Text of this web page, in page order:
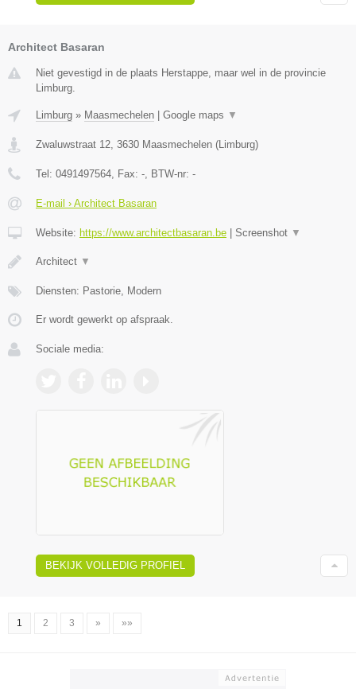
Architect Basaran
Niet gevestigd in de plaats Herstappe, maar wel in de provincie
Limburg.
Limburg » Maasmechelen Google maps ▼
Zwaluwstraat 12 3630 Maasmechelen ( Limburg)
Tel: 0491497564 , Fax: - , BTW-nr: -
E-mail › Architect Basaran
Website: https://www.architectbasaran.be Screenshot ▼
Architect ▼
Diensten: Pastorie, Modern
Er wordt gewerkt op afspraak.
Sociale media:
BEKIJK VOLLEDIG PROFIEL
1 2 3 » »»